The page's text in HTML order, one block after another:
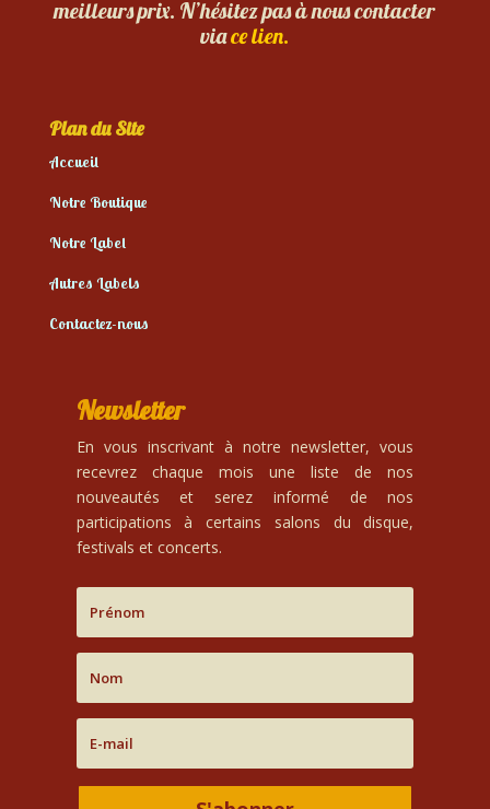
meilleurs prix. N’hésitez pas à nous contacter
viace lien.
Plan du Site
Accueil
Notre Boutique
Notre Label
Autres Labels
Contactez-nous
Newsletter
En vous inscrivant à notre newsletter, vous
recevrez chaque mois une liste de nos
nouveautés et serez informé de nos
participations à certains salons du disque,
festivals et concerts.